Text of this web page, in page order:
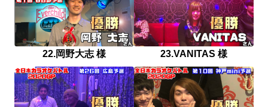
22.岡野大志 様 23.VANITAS 様